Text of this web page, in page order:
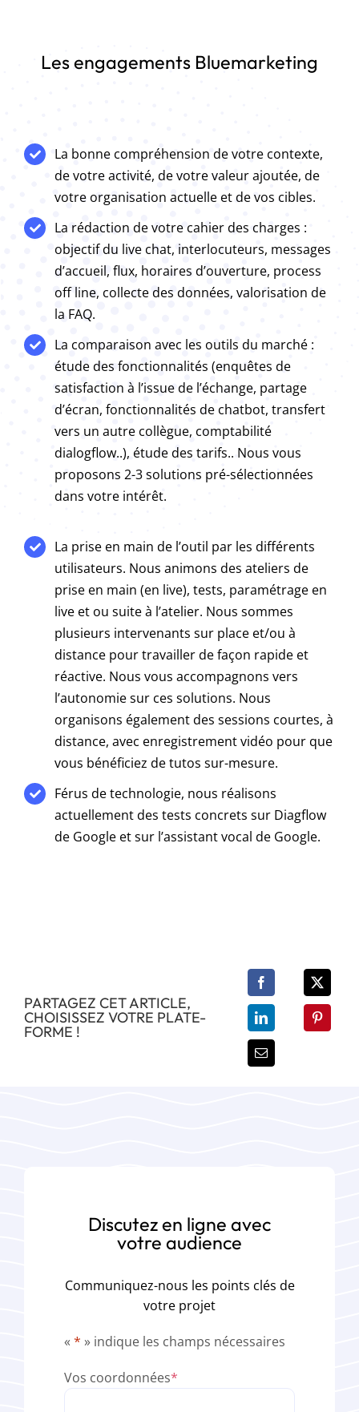
Les engagements Bluemarketing
La bonne compréhension de votre contexte,
de votre activité, de votre valeur ajoutée, de
votre organisation actuelle et de vos cibles.
La rédaction de votre cahier des charges :
objectif du live chat, interlocuteurs, messages
d’accueil, flux, horaires d’ouverture, process
off line, collecte des données, valorisation de
la FAQ.
La comparaison avec les outils du marché :
étude des fonctionnalités (enquêtes de
satisfaction à l’issue de l’échange, partage
d’écran, fonctionnalités de chatbot, transfert
vers un autre collègue, comptabilité
dialogflow..), étude des tarifs.. Nous vous
proposons 2-3 solutions pré-sélectionnées
dans votre intérêt.
La prise en main de l’outil par les différents
utilisateurs. Nous animons des ateliers de
prise en main (en live), tests, paramétrage en
live et ou suite à l’atelier. Nous sommes
plusieurs intervenants sur place et/ou à
distance pour travailler de façon rapide et
réactive. Nous vous accompagnons vers
l’autonomie sur ces solutions. Nous
organisons également des sessions courtes, à
distance, avec enregistrement vidéo pour que
vous bénéficiez de tutos sur-mesure.
Férus de technologie, nous réalisons
actuellement des tests concrets sur Diagflow
de Google et sur l’assistant vocal de Google.
PARTAGEZ CET ARTICLE,
CHOISISSEZ VOTRE PLATE-
FORME !
Discutez en ligne avec
votre audience
Communiquez-nous les points clés de
votre projet
« * » indique les champs nécessaires
Vos coordonnées*